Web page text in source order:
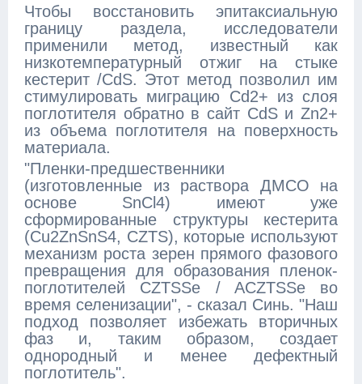
Чтобы восстановить эпитаксиальную
границу раздела, исследователи
применили метод, известный как
низкотемпературный отжиг на стыке
кестерит /CdS. Этот метод позволил им
стимулировать миграцию Cd2+ из слоя
поглотителя обратно в сайт CdS и Zn2+
из объема поглотителя на поверхность
материала.
"Пленки-предшественники
(изготовленные из раствора ДМСО на
основе SnCl4) имеют уже
сформированные структуры кестерита
(Cu2ZnSnS4, CZTS), которые используют
механизм роста зерен прямого фазового
превращения для образования пленок-
поглотителей CZTSSe / ACZTSSe во
время селенизации", - сказал Синь. "Наш
подход позволяет избежать вторичных
фаз и, таким образом, создает
однородный и менее дефектный
поглотитель".